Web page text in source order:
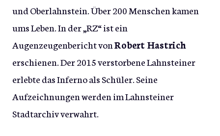
und Oberlahnstein. Über 200 Menschen kamen
ums Leben. In der „RZ“ ist ein
Augenzeugenbericht vonRobert Hastrich
erschienen. Der 2015 verstorbene Lahnsteiner
erlebte das Inferno als Schüler. Seine
Aufzeichnungen werden im Lahnsteiner
Stadtarchiv verwahrt.